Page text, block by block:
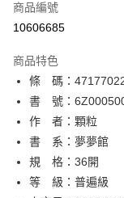
超商取貨付款
相關說明
【關於「AFTEE先享後
AFTEE先享後付是「在
便利好安心！
１．簡單：不需註冊會
２．便利：只要手機號
３．安心：先確認商品
【「AFTEE先享後付」
ATM付款
運送方式
全家取貨付款
每筆NT$80，滿
商品編號
10606685
商品特色
條 碼：
書 號：
作 者：顆粒
書 系：夢夢館
規 格：36開
等 級：普遍級